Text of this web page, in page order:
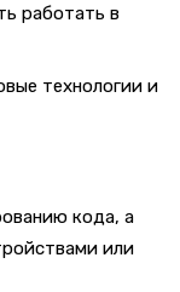
работать в
технологии и
кода, а
или